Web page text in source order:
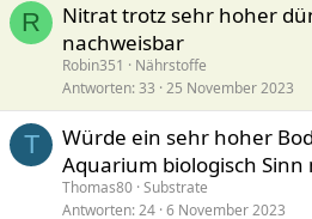
R
Nitrat trotz sehr hoher
nachweisbar
Robin351
Nährstoffe
Antworten 33 25 November 2023
T
Würde ein sehr hoher
Aquarium biologisch Sinn
Thomas80 Substrate
Antworten 24 6 November 2023